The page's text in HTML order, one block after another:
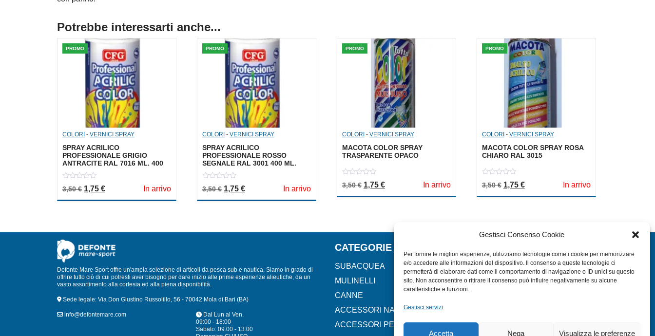
Gestisci Consenso Cookie
Per fornire le migliori esperienze, utilizziamo tecnologie come i cookie per memorizzare
e/o accedere alle informazioni del dispositivo. Il consenso a queste tecnologie ci
permetterà di elaborare dati come il comportamento di navigazione o ID unici su questo
sito. Non acconsentire o ritirare il consenso può influire negativamente su alcune
caratteristiche e funzioni.
Gestisci servizi
Accetta Nega Visualizza le preferenze
Potrebbe interessarti anche...
PROMO
COLORI - VERNICI SPRAY
SPRAY ACRILICO
PROFESSIONALE GRIGIO
ANTRACITE RAL 7016 ML. 400
out
3,50€ Il prezzo originale era: 3,50 €.
1,75 €Il prezzo attuale è: 1,75 €.
In arrivo
PROMO
COLORI- VERNICI SPRAY
SPRAY ACRILICO
PROFESSIONALE ROSSO
SEGNALE RAL 3001 400 ML.
out
3,50€ Il prezzo originale era: 3,50 €.
1,75 €Il prezzo attuale è: 1,75 €.
In arrivo
PROMO
COLORI- VERNICI SPRAY
MACOTA COLOR SPRAY
TRASPARENTE OPACO
out
3,50€ Il prezzo originale era: 3,50 €.
1,75 €Il prezzo attuale è: 1,75 €.
In arrivo
PROMO
COLORI- VERNICI SPRAY
MACOTA COLOR SPRAY ROSA
CHIARO RAL 3015
out
3,50€ Il prezzo originale era: 3,50 €.
1,75 €Il prezzo attuale è: 1,75 €.
In arrivo
Defonte Mare Sport offre un'ampia selezione di articoli da pesca sub e nautica. Siamo in grado di
offrire tutto ciò di cui potresti aver bisogno per dare inizio alle prime esperienze alieutiche, da un
vasto assortimento alla cortesia ed alla piena disponibilità.
Sede legale: Via Don Giustino Russolillo, 56 - 70042 Mola di Bari (BA)
info@defontemare.com
Dal Lun al Ven.
09:00 - 18:00
Sabato: 09:00 - 13:00
CATEGORIE
SUBACQUEA
MULINELLI
CANNE
ACCESSORI NAUTICI
ACCESSORI PESCA
HOME
SHOP
COOKIE POLICY (UE)